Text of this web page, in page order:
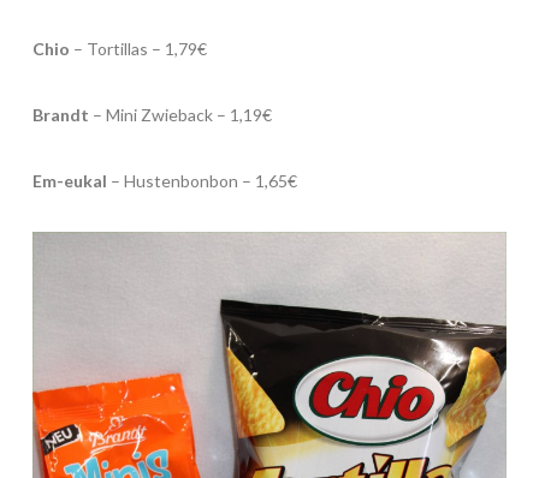
Chio – Tortillas – 1,79€
Brandt – Mini Zwieback – 1,19€
Em-eukal – Hustenbonbon – 1,65€